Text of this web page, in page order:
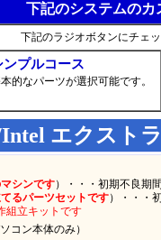
下記のシステムのカ
下記のラジオボタンにチェ
ンプルコース
的なパーツが選択可能です。
エクスト
シンです）・・・初期不良期
るパーツセットです）・・・
組立キットです
コン本体のみ）